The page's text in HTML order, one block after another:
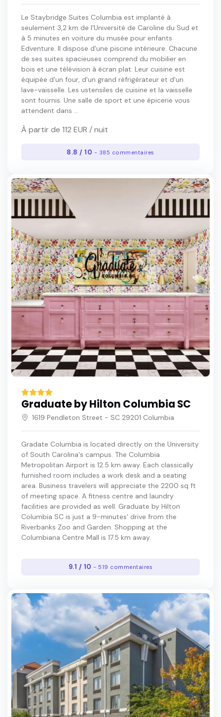
Le Staybridge Suites Columbia est implanté à
seulement 3,2 km de l'Université de Caroline du Sud et
à 5 minutes en voiture du musée pour enfants
Edventure. Il dispose d'une piscine intérieure. Chacune
de ses suites spacieuses comprend du mobilier en
bois et une télévision à écran plat. Leur cuisine est
équipée d'un four, d'un grand réfrigérateur et d'un
lave-vaisselle. Les ustensiles de cuisine et la vaisselle
sont fournis. Une salle de sport et une épicerie vous
attendent dans ...
À partir de 112 EUR / nuit
8.8 / 10 - 385 commentaires
Graduate by Hilton Columbia SC
1619 Pendleton Street - SC 29201 Columbia
Gradate Columbia is located directly on the University
of South Carolina's campus. The Columbia
Metropolitan Airport is 12.5 km away. Each classically
furnished room includes a work desk and a seating
area. Business travelers will appreciate the 2200 sq ft
of meeting space. A fitness centre and laundry
facilities are provided as well. Graduate by Hilton
Columbia SC is just a 9-minutes' drive from the
Riverbanks Zoo and Garden. Shopping at the
Columbiana Centre Mall is 17.5 km away.
9.1 / 10- 519 commentaires